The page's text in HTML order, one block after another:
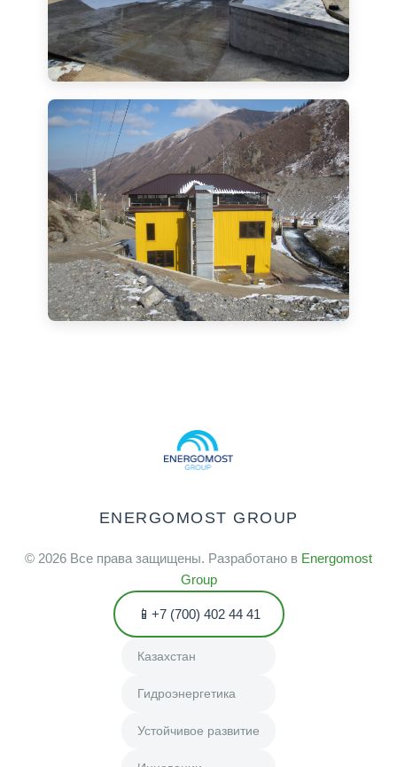
ENERGOMOST GROUP
© 2026 Все права защищены. Разработано в Energomost
Group
+7 (700) 402 44 41
Казахстан
Гидроэнергетика
Устойчивое развитие